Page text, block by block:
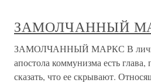
ЗАМОЛЧАННЫЙ
ЗАМОЛЧАННЫЙ МАРКС В
апостола коммунизма есть глава,
сказать, что ее скрывают.